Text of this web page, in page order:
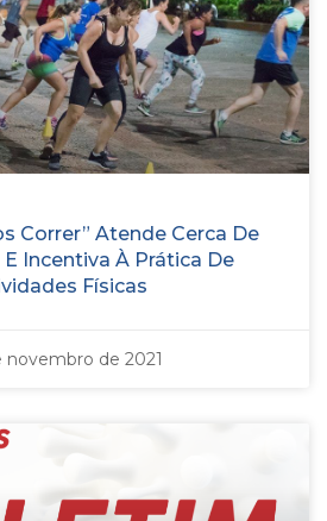
Correr” Atende Cerca De
Incentiva À Prática De
Físicas
novembro de 2021